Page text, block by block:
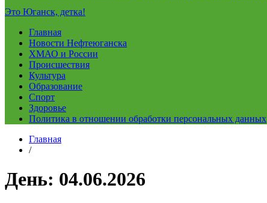
Это Юганск, детка!
Главная
Новости Нефтеюганска
ХМАО и России
Происшествия
Культура
Образование
Спорт
Здоровье
Политика в отношении обработки персональных данных
Главная
/
День: 04.06.2026